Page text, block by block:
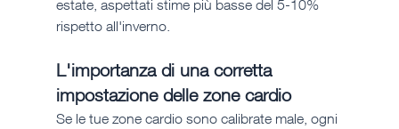
estate, aspettati stime più basse del 5-10%
rispetto all'inverno.
L'importanza di una corretta
impostazione delle zone cardio
Se le tue zone cardio sono calibrate male, ogni